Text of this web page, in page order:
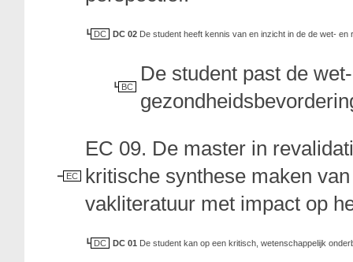
DC DC 02 De student heeft kennis van en inzicht in de de wet-
BC
De student past de
EC
EC 09. De master in
kritische synthese maken
vakliteratuur met impact op
DC DC 01 De student kan op een kritisch, wetenschappelijk